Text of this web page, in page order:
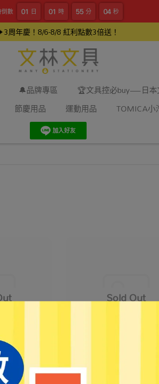
數 01 日 01 時 55分 03秒
周年慶！8/6-8/8 紅利點數3倍送！
🔔品牌專區 🏆文具控必buy—日本
節慶用品 運動用品 TOMICA小
速無線網卡
線網路卡